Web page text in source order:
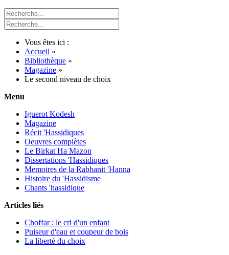
Vous êtes ici :
Accueil »
Bibliothèque »
Magazine »
Le second niveau de choix
Menu
Iguerot Kodesh
Magazine
Récit 'Hassidiques
Oeuvres complètes
Le Birkat Ha Mazon
Dissertations 'Hassidiques
Memoires de la Rabbanit 'Hanna
Histoire du 'Hassidisme
Chants 'hassidique
Articles liés
Choffar : le cri d'un enfant
Puiseur d'eau et coupeur de bois
La liberté du choix